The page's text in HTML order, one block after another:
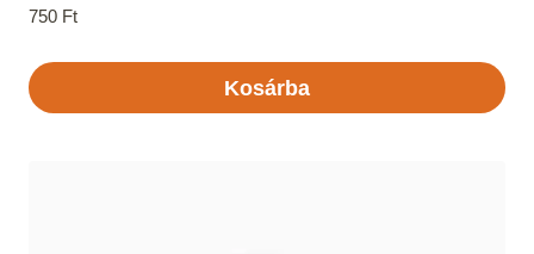
750 Ft
Kosárba